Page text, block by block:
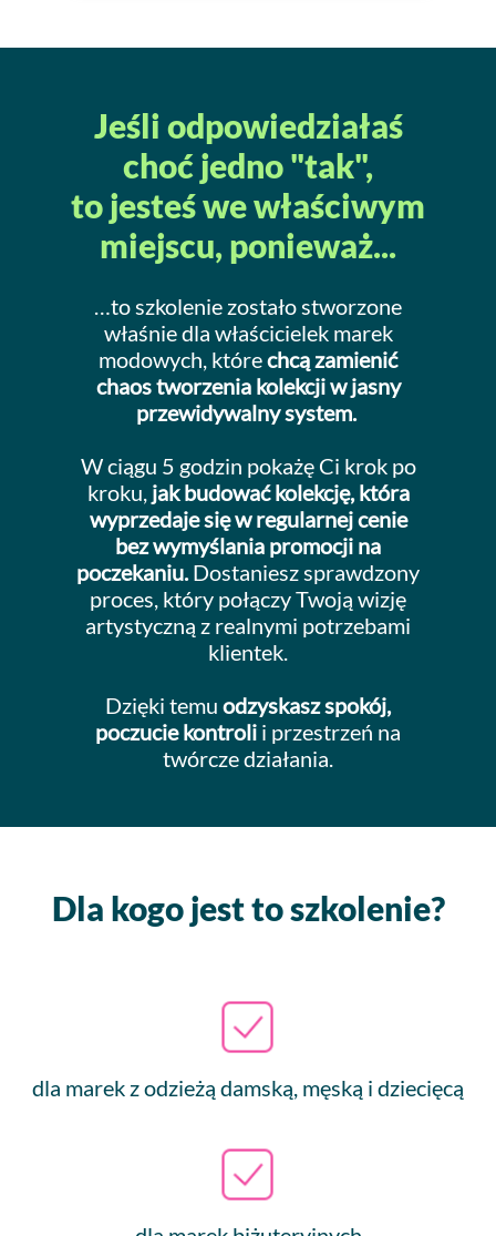
dla marek z odzieżą damską, męską i dziecięcą
…to szkolenie zostało stworzone
właśnie dla właścicielek marek
modowych, którechcą zamienić
chaos tworzenia kolekcji w jasny
przewidywalny system.
W ciągu 5 godzin pokażę Ci krok po
kroku, jak budować kolekcję, która
wyprzedaje się w regularnej cenie
bez wymyślania promocji na
poczekaniu.Dostaniesz sprawdzony
proces, który połączy Twoją wizję
artystyczną z realnymi potrzebami
klientek.
Dzięki temu odzyskasz spokój,
poczucie kontroli i przestrzeń na
twórcze działania.
Dla kogo jest to szkolenie?
Jeśli odpowiedziałaś
choć jedno"tak",
to jesteś we właściwym
miejscu, ponieważ...